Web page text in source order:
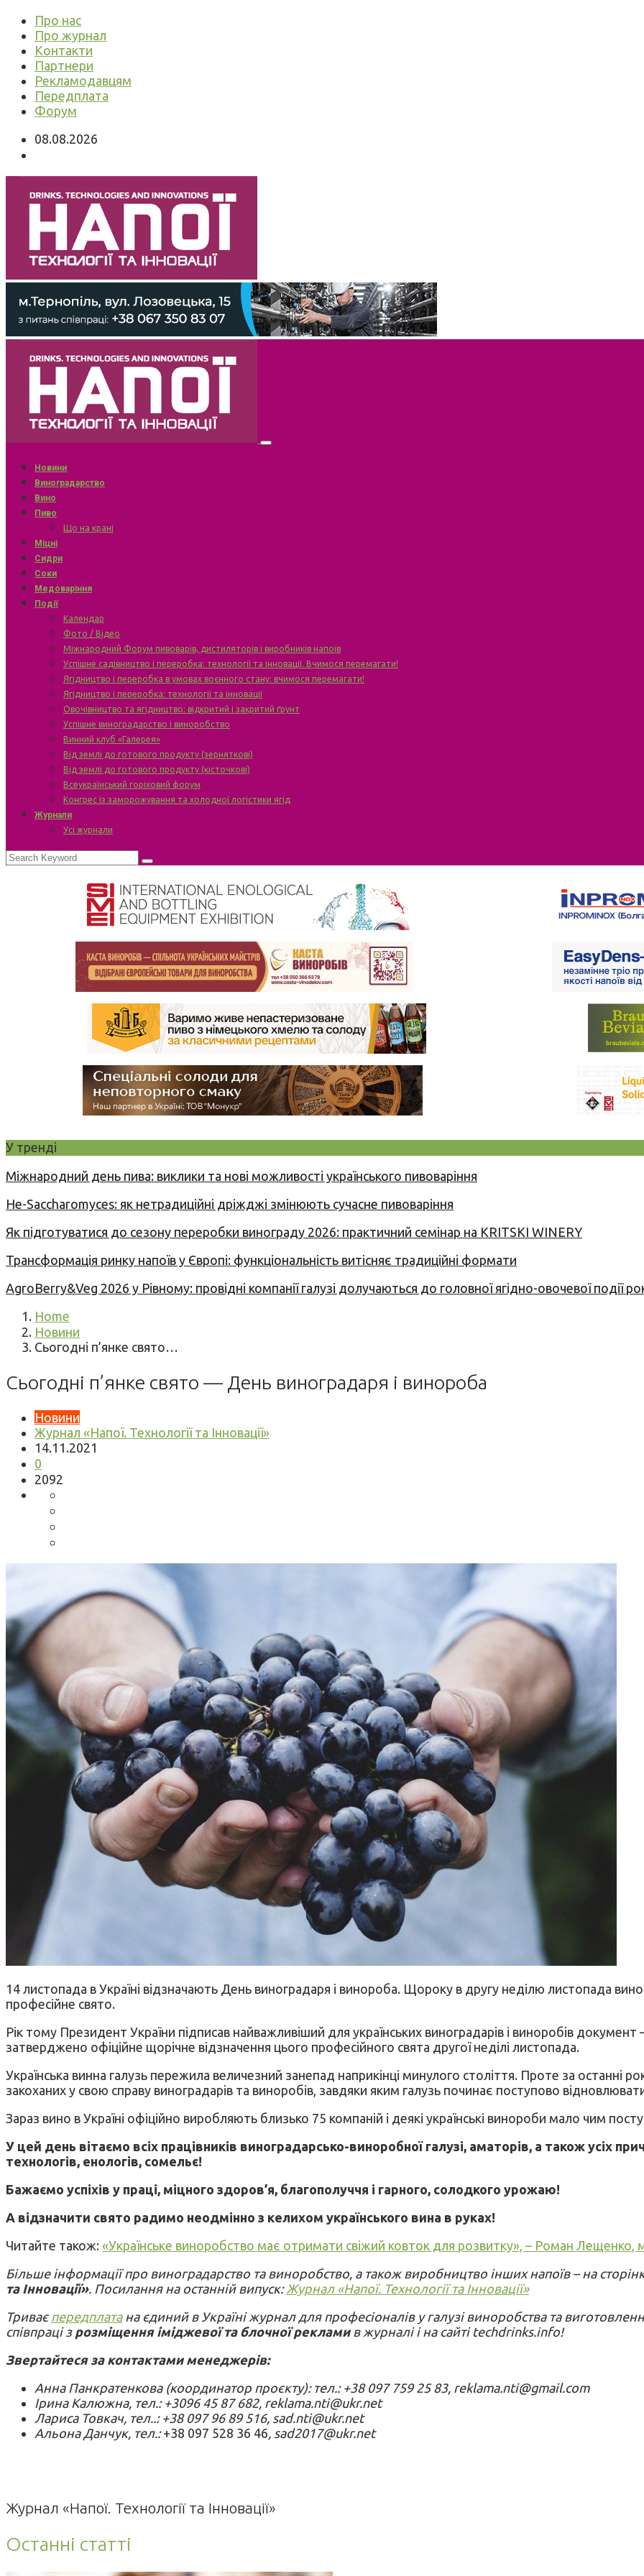
Про нас
Про журнал
Контакти
Партнери
Рекламодавцям
Передплата
Форум
08.08.2026
Новини
Виноградарство
Вино
Пиво
Що на крані
Міцні
Сидри
Соки
Медоваріння
Події
Календар
Фото / Відео
Міжнародний Форум пивоварів, дистиляторів і виробників напоїв
Успішне садівництво і переробка: технології та інновації. Вчимося перемагати!
Ягідництво і переробка в умовах воєнного стану: вчимося перемагати!
Ягідництво і переробка: технології та інновації
Овочівництво та ягідництво: відкритий і закритий ґрунт
Успішне виноградарство і виноробство
Винний клуб «Галерея»
Від землі до готового продукту (зерняткові)
Від землі до готового продукту (кісточкові)
Всеукраїнський горіховий форум
Конгрес із заморожування та холодної логістики ягід
Журнали
Усі журнали
У тренді
Міжнародний день пива: виклики та нові можливості українського пивоваріння
Не-Saccharomyces: як нетрадиційні дріжджі змінюють сучасне пивоваріння
Як підготуватися до сезону переробки винограду 2026: практичний семінар на KRITSKI WINERY
Трансформація ринку напоїв у Європі: функціональність витісняє традиційні формати
AgroBerry&Veg 2026 у Рівному: провідні компанії галузі долучаються до головної ягідно-овочевої події
Home
Новини
Сьогодні п’янке свято…
Сьогодні п’янке свято — День виноградаря і винороба
Новини
Журнал «Напої. Технології та Інновації»
14.11.2021
0
2092
14 листопада в Україні відзначають День виноградаря і винороба. Щороку в другу неділю листопада
професійне свято.
Рік тому Президент України підписав найважливіший для українських виноградарів і виноробів документ
затверджено офіційне щорічне відзначення цього професійного свята другої неділі листопада.
Українська винна галузь пережила величезний занепад наприкінці минулого століття. Проте за останні
закоханих у свою справу виноградарів та виноробів, завдяки яким галузь починає поступово
Зараз вино в Україні офіційно виробляють близько 75 компаній і деякі українські винороби мало чим
У цей день вітаємо всіх працівників виноградарсько-виноробної галузі, аматорів, а також усіх
технологів, енологів, сомельє!
Бажаємо успіхів у праці, міцного здоров’я, благополуччя і гарного, солодкого урожаю!
А відзначити свято радимо неодмінно з келихом українського вина в руках!
Читайте також: «Українське виноробство має отримати свіжий ковток для розвитку», – Роман Лещенко,
Більше інформації про виноградарство та виноробство, а також виробництво інших напоїв – на
та Інновації». Посилання на останній випуск: Журнал «Напої. Технології та Інновації»
Триває передплатана єдиний в Україні журнал для професіоналів у галузі виноробства та
співпраці зрозміщення іміджевої та блочної рекламив журналі і на сайті techdrinks.info!
Звертайтеся за контактами менеджерів:
Анна Панкратенкова (координатор проєкту): тел.: +38 097 759 25 83, reklama.nti@gmail.com
Ірина Калюжна, тел.: +3096 45 87 682, reklama.nti@ukr.net
Лариса Товкач, тел..: +38 097 96 89 516, sad.nti@ukr.net
Альона Данчук, тел.:+38 097 528 36 46 , sad2017@ukr.net
Журнал «Напої. Технології та Інновації»
Останні статті